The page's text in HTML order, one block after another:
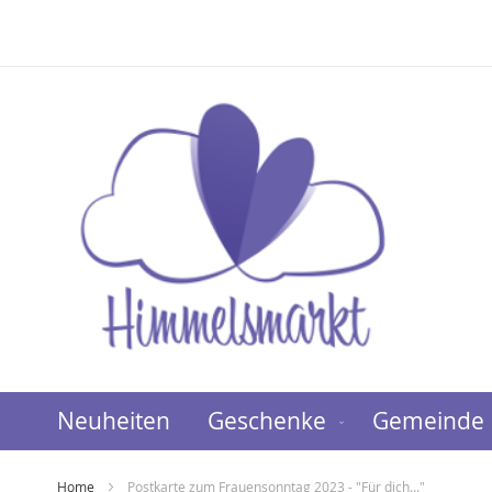
Neuheiten Geschenke Gemeinde
Home Postkarte zum Frauensonntag 2023 - "Für dich..."